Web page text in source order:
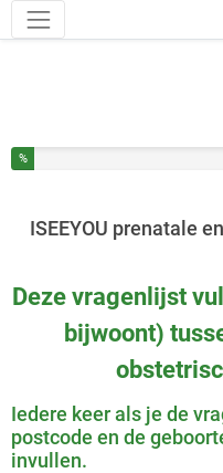
Hulpmiddelen
U heeft % van deze enquête
%
ISEEYOU prenatale
Deze vragenlijst
bijwoont)
Iedere keer als je de
postcode en de
invullen.